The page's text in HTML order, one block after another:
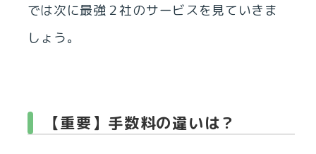
では次に最強２社のサービスを見ていきま
しょう。
【重要】手数料の違いは？